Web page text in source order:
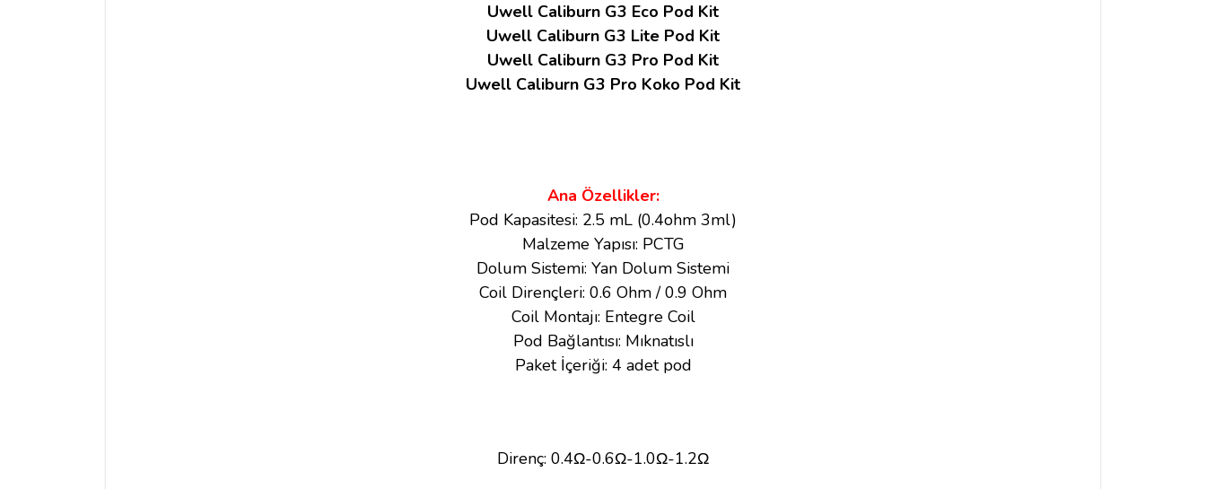
Uwell Caliburn G3 Eco Pod Kit
Uwell Caliburn G3 Lite Pod Kit
Uwell Caliburn G3 Pro Pod Kit
Uwell Caliburn G3 Pro Koko Pod Kit
Ana Özellikler:
Pod Kapasitesi: 2.5 mL (0.4ohm 3ml)
Malzeme Yapısı: PCTG
Dolum Sistemi: Yan Dolum Sistemi
Coil Dirençleri: 0.6 Ohm / 0.9 Ohm
Coil Montajı: Entegre Coil
Pod Bağlantısı: Mıknatıslı
Paket İçeriği: 4 adet pod
Direnç: 0.4Ω-0.6Ω-1.0Ω-1.2Ω